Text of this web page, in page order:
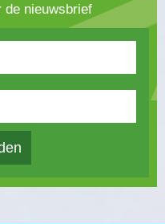
de nieuwsbrief